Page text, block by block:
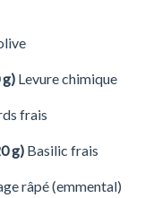
g) Levure chimique
frais
g) Basilic frais
râpé (emmental)